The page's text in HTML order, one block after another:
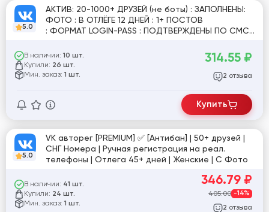
5.0
АКТИВ: 20-1000+ ДРУЗЕЙ (не боты) : ЗАПОЛНЕНЫ:
ФОТО : В ОТЛЁГЕ 12 ДНЕЙ : 1+ ПОСТОВ
: ФОРМАТ LOGIN-PASS : ПОДТВЕРЖДЕНЫ ПО СМС :
В наличии: 10 шт.
Купили: 26 шт.
Мин. заказ: 1 шт.
314.55 ₽
2 отзыва
Купить
5.0
VK авторег [PREMIUM] ✅ [Антибан] | 50+ друзей |
СНГ Номера | Ручная регистрация на реал.
телефоны | Отлега 45+ дней | Женские | С Фото
В наличии: 41 шт.
Купили: 24 шт.
Мин. заказ: 1 шт.
346.79 ₽
405.00 -14%
2 отзыва